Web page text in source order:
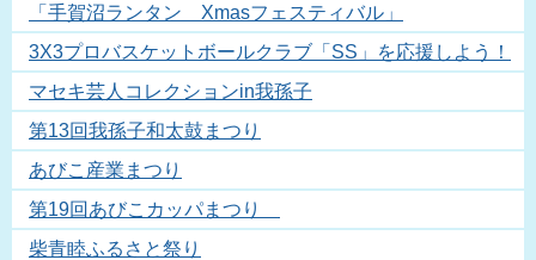
「手賀沼ランタン Xmasフェスティバル」
3X3プロバスケットボールクラブ「SS」を応援しよう！
マセキ芸人コレクションin我孫子
第13回我孫子和太鼓まつり
あびこ産業まつり
第19回あびこカッパまつり
柴青睦ふるさと祭り